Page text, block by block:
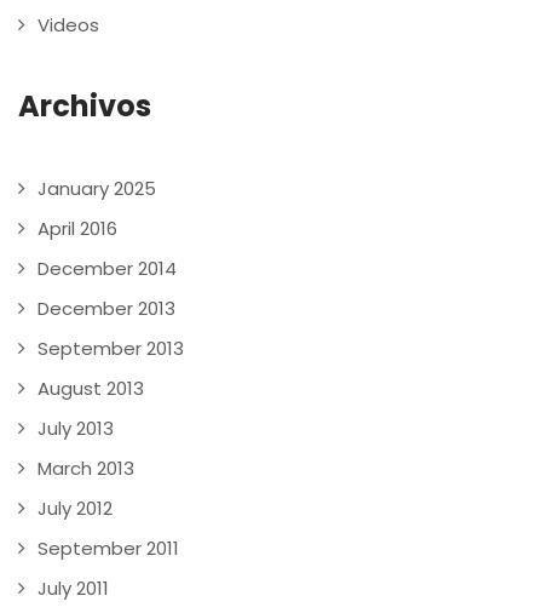
Videos
Archivos
January 2025
April 2016
December 2014
December 2013
September 2013
August 2013
July 2013
March 2013
July 2012
September 2011
July 2011